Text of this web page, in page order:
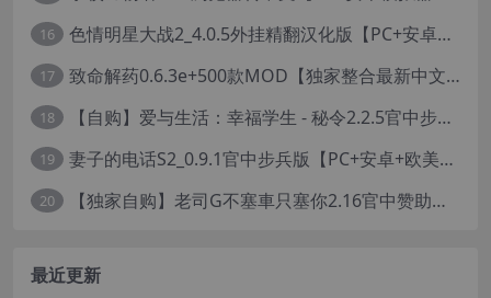
16 色情明星大战2_4.0.5外挂精翻汉化版【PC+安卓模拟器+真人卡牌SLG/无码+作弊】/Pornstar Battle II【8.58G】
17 致命解药0.6.3e+500款MOD【独家整合最新中文MOD管理器+在线下载N网全部MOD】/The Killing Antidote Ver0.6.3d MOD Ver2026.2.4
18 【自购】爱与生活：幸福学生 - 秘令2.2.5官中步兵版【PC+安卓模拟器+日系养成SLG+全CG存档】/Love n Life: Happy Student【7.5G】
19 妻子的电话S2_0.9.1官中步兵版【PC+安卓+欧美真人SLG/NTR】/A Wife’s Phone S2【18.1G】
20 【独家自购】老司G不塞車只塞你2.16官中赞助版【PC+安卓模拟器+神作SLG/步兵+全CG存档】/Ride Me, Taxi Driver【3.76G】【会员专享】
最近更新